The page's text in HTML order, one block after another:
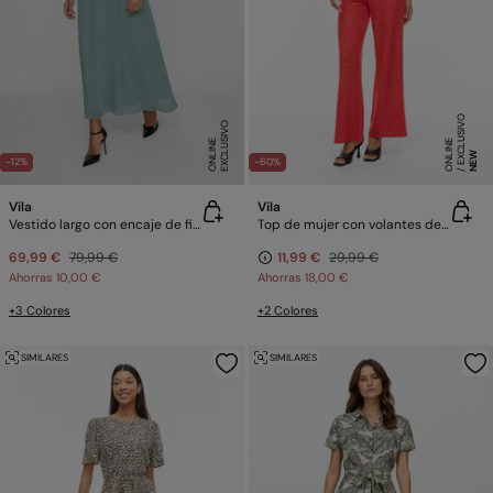
-12% E
X
C
L
U
SI
V
O
O
N
LI
N
E
Vila
Vestido largo con encaje de fiesta
69,99 € 79,99 €
Ahorras 10,00 €
+3 Colores
-60% NEW
E
X
C
L
USI
V
O
O
N
LI
N
E
Vila
Top de mujer con volantes de algodón
11,99 € 29,99 €
Ahorras 18,00 €
+2 Colores
SIMILARES SIMILARES